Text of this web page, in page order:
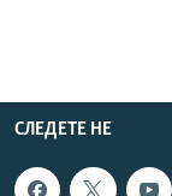
СЛЕДЕТЕ НЕ